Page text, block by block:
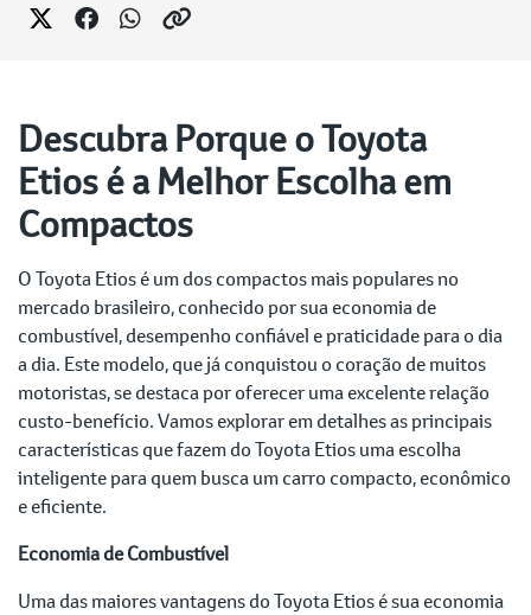
Descubra Porque o Toyota
Etios é a Melhor Escolha em
Compactos
O Toyota Etios é um dos compactos mais populares no
mercado brasileiro, conhecido por sua economia de
combustível, desempenho confiável e praticidade para o dia
a dia. Este modelo, que já conquistou o coração de muitos
motoristas, se destaca por oferecer uma excelente relação
custo-benefício. Vamos explorar em detalhes as principais
características que fazem do Toyota Etios uma escolha
inteligente para quem busca um carro compacto, econômico
e eficiente.
Economia de Combustível
Uma das maiores vantagens do Toyota Etios é sua economia